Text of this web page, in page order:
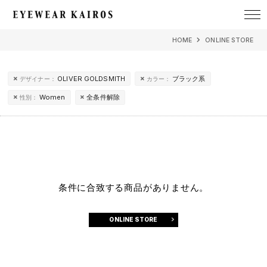
HOME ONLINE STORE
デザイナー： OLIVER GOLDSMITH カラー： ブラック系
性別： Women 全条件解除
条件に合致する商品がありません。
ONLINE STORE